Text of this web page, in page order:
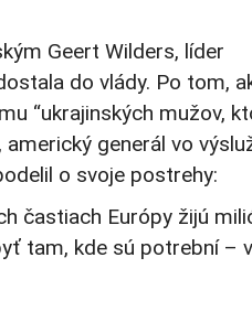
Geert Wilders, líder
do vlády. Po tom,
“ukrajinských mužov,
generál vo
o svoje postrehy:
častiach Európy žijú
tam, kde sú potrební –